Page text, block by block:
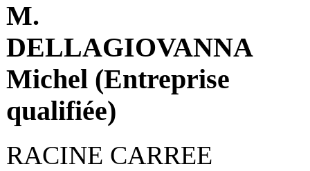
M.
DELLAGIOVANNA
Michel (Entreprise
qualifiée)
RACINE CARREE